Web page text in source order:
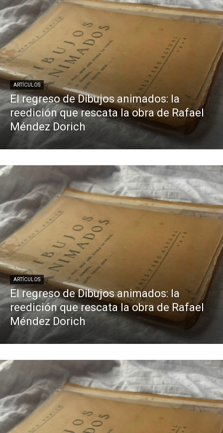
ARTÍCULOS
El regreso de Dibujos animados: la
reedición que rescata la obra de Rafael
Méndez Dorich
ARTÍCULOS
El regreso de Dibujos animados: la
reedición que rescata la obra de Rafael
Méndez Dorich